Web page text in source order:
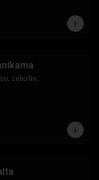
cebollín.